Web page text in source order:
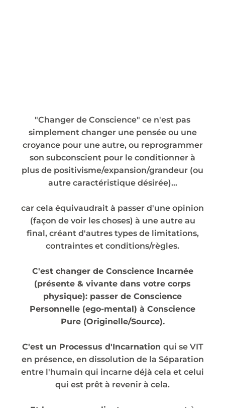
"Changer de Conscience" ce n'est pas
simplement changer une pensée ou une
croyance pour une autre, ou reprogrammer
son subconscient pour le conditionner à
plus de positivisme/expansion/grandeur (ou
autre caractéristique désirée)...
car cela équivaudrait à passer d'une opinion
(façon de voir les choses) à une autre au
final, créant d'autres types de limitations,
contraintes et conditions/règles.
C'est changer de Conscience Incarnée
(présente & vivante dans votre corps
physique): passer de Conscience
Personnelle (ego-mental) à Conscience
Pure (Originelle/Source).
C'est un Processus d'Incarnation qui se VIT
en présence, en dissolution de la Séparation
entre l'humain qui incarne déjà cela et celui
qui est prêt à revenir à cela.